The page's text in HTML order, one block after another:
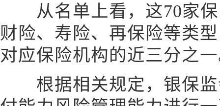
从名单上看，这70家保
财险、寿险、再保险等类
对应保险机构的近三分之
根据相关规定，银保监